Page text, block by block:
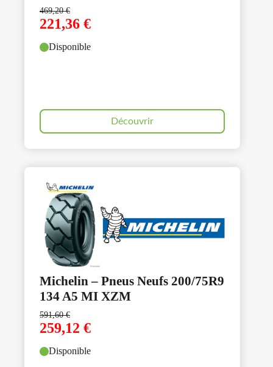
469,20€
221,36 €
Disponible
Découvrir
Michelin – Pneus Neufs 200/75R9
134 A5 MI XZM
591,60€
259,12 €
Disponible